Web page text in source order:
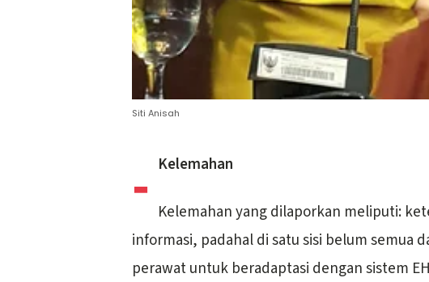
Siti Anisah
- Kelemahan
Kelemahan yang dilaporkan meliputi:
informasi, padahal di satu sisi belum semua
perawat untuk beradaptasi dengan sistem